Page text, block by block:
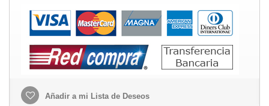
Añadir a mi Lista de Deseos